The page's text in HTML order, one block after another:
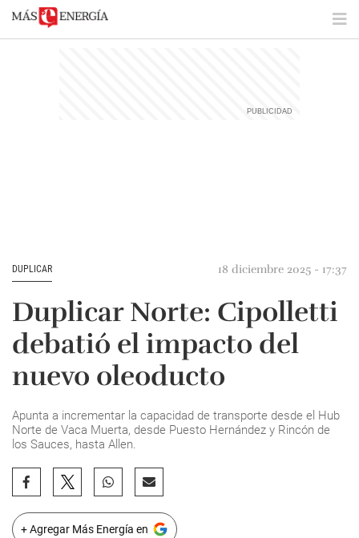
DUPLICAR 18 diciembre 2025 - 17:37
Duplicar Norte: Cipolletti
debatió el impacto del
nuevo oleoducto
Apunta a incrementar la capacidad de transporte desde el Hub
Norte de Vaca Muerta, desde Puesto Hernández y Rincón de
los Sauces, hasta Allen.
+ Agregar Más Energía en